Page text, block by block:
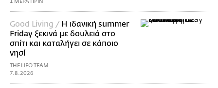
Good Living / Η ιδανική summer
Friday ξεκινά με δουλειά στο
σπίτι και καταλήγει σε κάποιο
νησί
THE LIFO TEAM
7.8.2026